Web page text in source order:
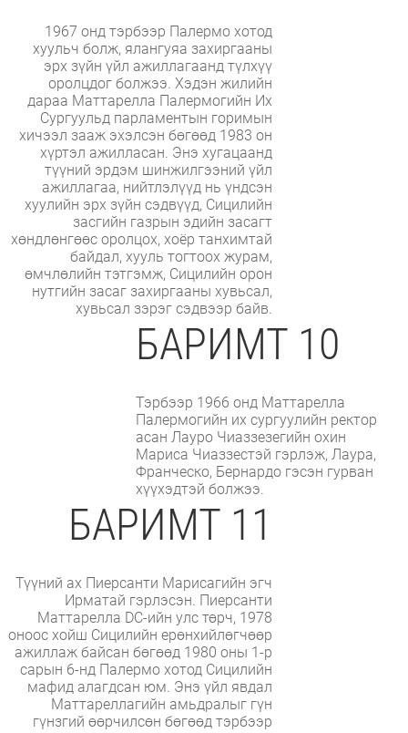
1967 онд тэрбээр Палермо хотод
хуульч болж, ялангуяа захиргааны
эрх зүйн үйл ажиллагаанд түлхүү
оролцдог болжээ. Хэдэн жилийн
дараа Маттарелла Палермогийн Их
Сургуульд парламентын горимын
хичээл зааж эхэлсэн бөгөөд 1983 он
хүртэл ажилласан. Энэ хугацаанд
түүний эрдэм шинжилгээний үйл
ажиллагаа, нийтлэлүүд нь үндсэн
хуулийн эрх зүйн сэдвүүд, Сицилийн
засгийн газрын эдийн засагт
хөндлөнгөөс оролцох, хоёр танхимтай
байдал, хууль тогтоох журам,
өмчлөлийн тэтгэмж, Сицилийн орон
нутгийн засаг захиргааны хувьсал,
хувьсал зэрэг сэдвээр байв.
БАРИМТ 10
Тэрбээр 1966 онд Маттарелла
Палермогийн их сургуулийн ректор
асан Лауро Чиаззезегийн охин
Мариса Чиаззестэй гэрлэж, Лаура,
Франческо, Бернардо гэсэн гурван
хүүхэдтэй болжээ.
БАРИМТ 11
Түүний ах Пиерсанти Марисагийн эгч
Ирматай гэрлэсэн. Пиерсанти
Маттарелла DC-ийн улс төрч, 1978
оноос хойш Сицилийн ерөнхийлөгчөөр
ажиллаж байсан бөгөөд 1980 оны 1-р
сарын 6-нд Палермо хотод Сицилийн
мафид алагдсан юм. Энэ үйл явдал
Маттареллагийн амьдралыг гүн
гүнзгий өөрчилсөн бөгөөд тэрбээр